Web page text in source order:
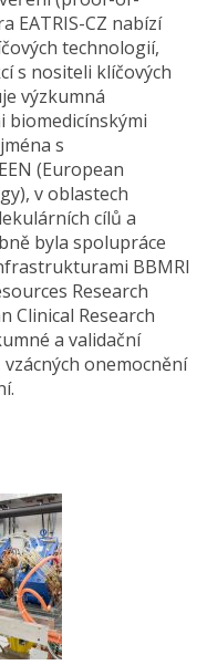
EATRIS-CZ nabízí
technologií,
s nositeli klíčových
výzkumná
biomedicínskými
s
(European
v oblastech
cílů a
byla spolupráce
BBMRI
Research
Clinical Research
a validační
onemocnění